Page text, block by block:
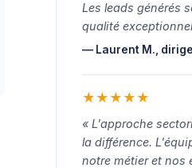
Les leads générés
qualité
— Laurent M.,
★ ★ ★ ★ ★
« L'approche
la différence.
notre métier et nos